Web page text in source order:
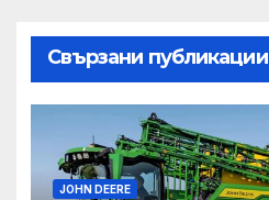
Свързани публикации
JOHN DEERE